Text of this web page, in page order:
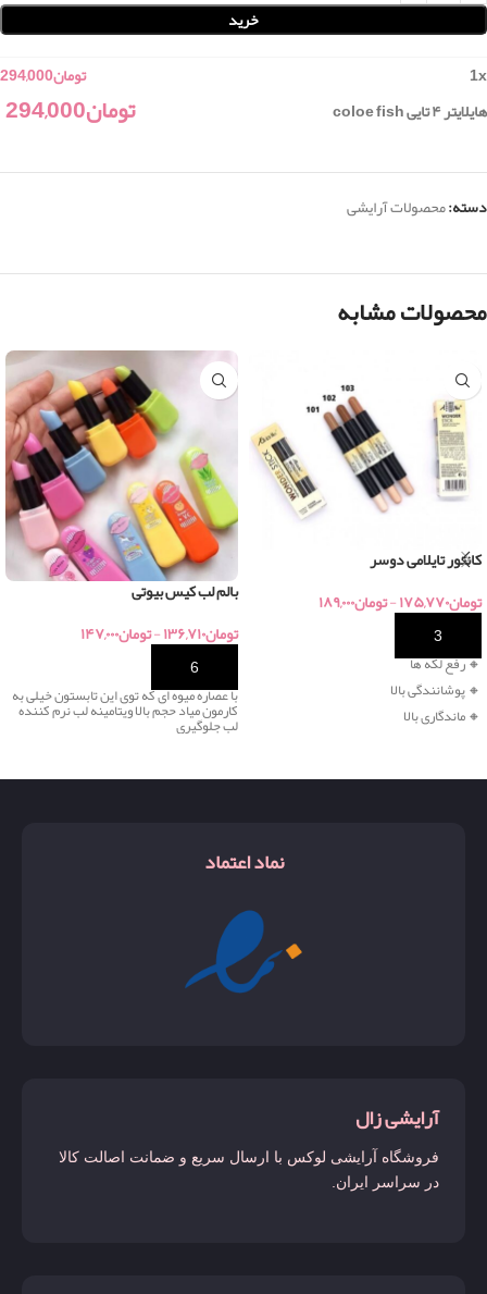
خرید
1x تومان294,000
هایلایتر ۴ تایی coloe fish
تومان294,000
دسته:محصولات آرایشی
محصولات مشابه
کانتور تایلامی دوسر
تومان۱۷۵,۷۷۰-تومان۱۸۹,۰۰۰
🔸 رفع لکه ها
🔸 پوشانندگی بالا
🔸 ماندگاری بالا
بالم لب کیس بیوتی
تومان۱۳۶,۷۱۰-تومان۱۴۷,۰۰۰
خرید
با عصاره میوه ای که توی این تابستون خیلی به
کارمون میاد حجم بالا ویتامینه لب نرم کننده
لب جلوگیری
نماد اعتماد
آرایشی زال
فروشگاه آرایشی لوکس با ارسال سریع و ضمانت اصالت کالا
در سراسر ایران.